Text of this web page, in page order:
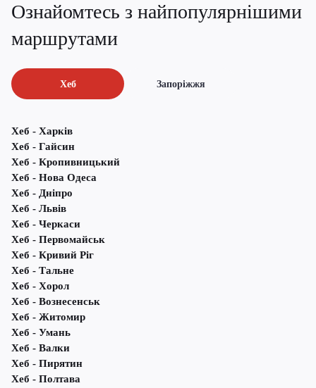
Ознайомтесь з найпопулярнішими
маршрутами
Хеб Запоріжжя
Хеб - Харків
Хеб - Гайсин
Хеб - Кропивницький
Хеб - Нова Одеса
Хеб - Дніпро
Хеб - Львів
Хеб - Черкаси
Хеб - Первомайськ
Хеб - Кривий Ріг
Хеб - Тальне
Хеб - Хорол
Хеб - Вознесенськ
Хеб - Житомир
Хеб - Умань
Хеб - Валки
Хеб - Пирятин
Хеб - Полтава